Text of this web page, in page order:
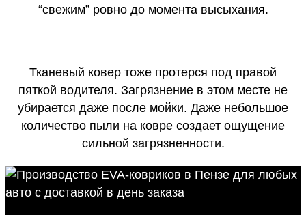
“свежим” ровно до момента высыхания.
Тканевый ковер тоже протерся под правой
пяткой водителя. Загрязнение в этом месте не
убирается даже после мойки. Даже небольшое
количество пыли на ковре создает ощущение
сильной загрязненности.